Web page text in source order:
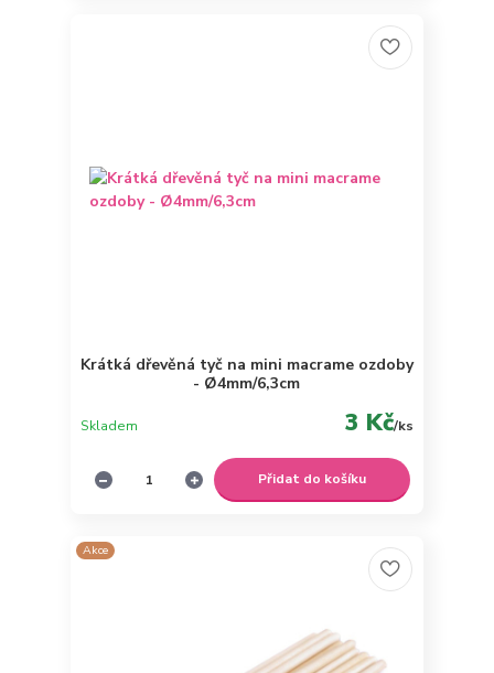
Krátká dřevěná tyč na mini macrame ozdoby
- Ø4mm/6,3cm
3 Kč/ks
Skladem
Přidat do košíku
Akce